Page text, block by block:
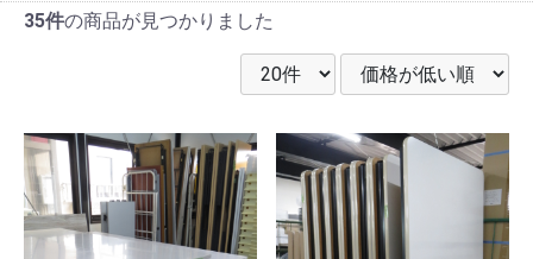
35件の商品が見つかりました